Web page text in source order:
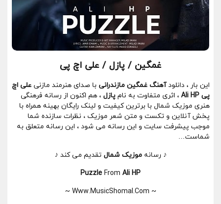
غمگین / پازل / علی اچ پی
این بار ، دانلودآهنگ غمگین مازندرانی با صدای هنرمند مازنی علی اچ
پی Ali HP
، اثری متفاوت به نام پازل ، هم اکنون از رسانه فرهنگی
هنری موزیک شمال با برترین کیفیت و لینک رایگان بهینه همراه با
پخش آنلاین و تکست و متن شعر موزیک ، نظرات سازنده شما
موجب پیشرفت سایت و این رسانه می شود ، این رسانه متعلق به
شماست…
♪ رسانهموزیک شمال تقدیم می کند ♪
Puzzle From Ali HP
~ Www.MusicShomal.Com ~